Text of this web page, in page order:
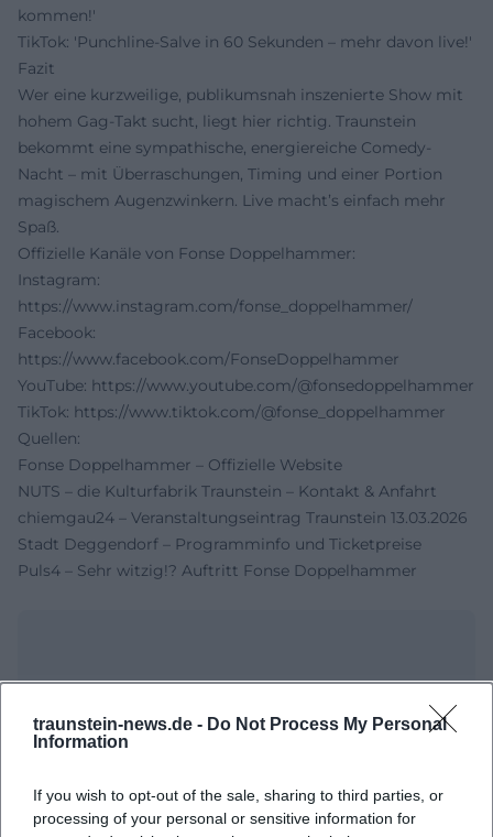
traunstein-news.de - Do Not Process My Personal
Information
If you wish to opt-out of the sale, sharing to third parties, or
processing of your personal or sensitive information for
kommen!'
TikTok: 'Punchline-Salve in 60 Sekunden – mehr davon live!'
Fazit
Wer eine kurzweilige, publikumsnah inszenierte Show mit
hohem Gag-Takt sucht, liegt hier richtig. Traunstein
bekommt eine sympathische, energiereiche Comedy-
Nacht – mit Überraschungen, Timing und einer Portion
magischem Augenzwinkern. Live macht’s einfach mehr
Spaß.
Offizielle Kanäle von Fonse Doppelhammer:
Instagram:
https://www.instagram.com/fonse_doppelhammer/
Facebook:
https://www.facebook.com/FonseDoppelhammer
YouTube: https://www.youtube.com/@fonsedoppelhammer
TikTok: https://www.tiktok.com/@fonse_doppelhammer
Quellen:
Fonse Doppelhammer – Offizielle Website
NUTS – die Kulturfabrik Traunstein – Kontakt & Anfahrt
chiemgau24 – Veranstaltungseintrag Traunstein 13.03.2026
Stadt Deggendorf – Programminfo und Ticketpreise
Puls4 – Sehr witzig!? Auftritt Fonse Doppelhammer